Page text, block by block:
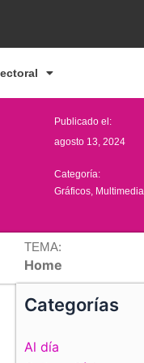
Publicado el:
agosto 13, 2024
Categoría:
Gráficos Multimedia
TEMA:
Home
Categorías
Al día